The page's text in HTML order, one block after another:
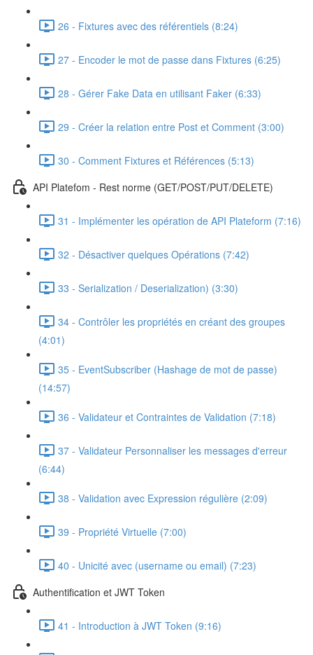
26 - Fixtures avec des référentiels (8:24)
27 - Encoder le mot de passe dans Fixtures (6:25)
28 - Gérer Fake Data en utilisant Faker (6:33)
29 - Créer la relation entre Post et Comment (3:00)
30 - Comment Fixtures et Références (5:13)
API Platefom - Rest norme (GET/POST/PUT/DELETE)
31 - Implémenter les opération de API Plateform (7:16)
32 - Désactiver quelques Opérations (7:42)
33 - Serialization / Deserialization) (3:30)
34 - Contrôler les propriétés en créant des groupes
(4:01)
35 - EventSubscriber (Hashage de mot de passe)
(14:57)
36 - Validateur et Contraintes de Validation (7:18)
37 - Validateur Personnaliser les messages d'erreur
(6:44)
38 - Validation avec Expression régulière (2:09)
39 - Propriété Virtuelle (7:00)
40 - Unicité avec (username ou email) (7:23)
Authentification et JWT Token
41 - Introduction à JWT Token (9:16)